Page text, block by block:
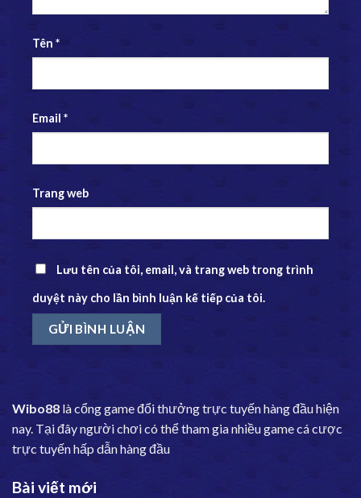
Tên *
Email *
Trang web
Lưu tên của tôi, email, và trang web trong trình
duyệt này cho lần bình luận kế tiếp của tôi.
Wibo88 là cổng game đổi thưởng trực tuyến hàng đầu hiện
nay. Tại đây người chơi có thể tham gia nhiều game cá cược
trực tuyến hấp dẫn hàng đầu
Bài viết mới